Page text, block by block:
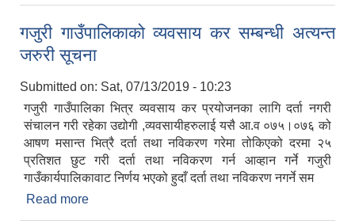
गजुरी गाउँपालिकाको व्यवसाय कर सम्बन्धी अत्यन्त
जरुरी सूचना
Submitted on: Sat, 07/13/2019 - 10:23
गजुरी गाउँपालिका भित्र व्यवसाय कर प्रयोजनका लागि दर्ता नगरी
संचालन गरी रहेका उद्योगी ,व्यवसायीहरुलाई यसै आ.व ०७५।०७६ को
आषण मसान्त भित्रै दर्ता तथा नविकरण गरेमा तोकिएको दरमा २५
प्रतिशत छुट गरी दर्ता तथा नविकरण गर्न आव्हान गर्ने गजुरी
गाउँकार्यपालिकावाट निर्णय भएको हुदाँ दर्ता तथा नविकरण नगर्ने सम
Read more